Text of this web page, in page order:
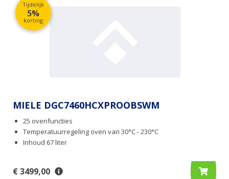
Tijdelijk
5%
korting
MIELE DGC7460HCXPROOBSWM
25 ovenfuncties
Temperatuurregeling oven van 30°C - 230°C
Inhoud 67 liter
€ 3499,00